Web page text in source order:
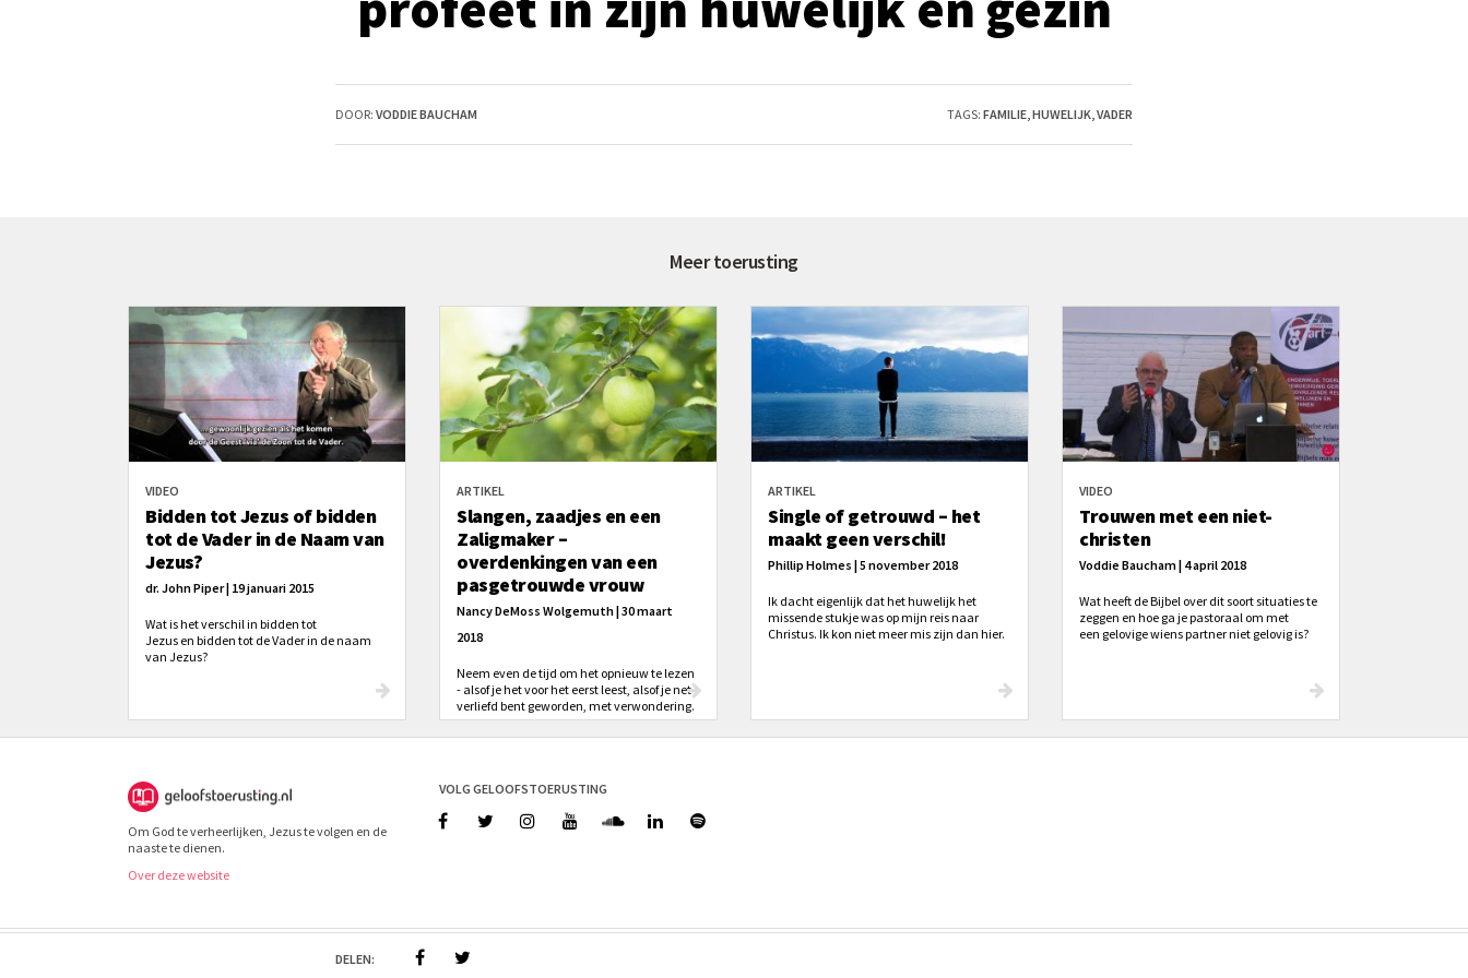
DOOR: VODDIE BAUCHAM TAGS: FAMILIE HUWELIJK VADER
DELEN:
Meer toerusting
VIDEO
Bidden tot Jezus of bidden
tot de Vader in de Naam van
Jezus?
dr. John Piper | 19 januari 2015
Wat is het verschil in bidden tot
Jezus en bidden tot de Vader in de naam
van Jezus?
ARTIKEL
Slangen, zaadjes en een
Zaligmaker –
overdenkingen van een
pasgetrouwde vrouw
Nancy DeMoss Wolgemuth | 30 maart
2018
Neem even de tijd om het opnieuw te lezen
- alsof je het voor het eerst leest, alsof je net
verliefd bent geworden, met verwondering.
ARTIKEL
Single of getrouwd – het
maakt geen verschil!
Phillip Holmes | 5 november 2018
Ik dacht eigenlijk dat het huwelijk het
missende stukje was op mijn reis naar
Christus. Ik kon niet meer mis zijn dan hier.
VIDEO
Trouwen met een niet-
christen
Voddie Baucham | 4 april 2018
Wat heeft de Bijbel over dit soort situaties te
zeggen en hoe ga je pastoraal om met
een gelovige wiens partner niet gelovig is?
Om God te verheerlijken, Jezus te volgen en de
naaste te dienen.
Over deze website
VOLG GELOOFSTOERUSTING
© 2026 - Geloofstoerusting. Alle rechten voorbehouden.